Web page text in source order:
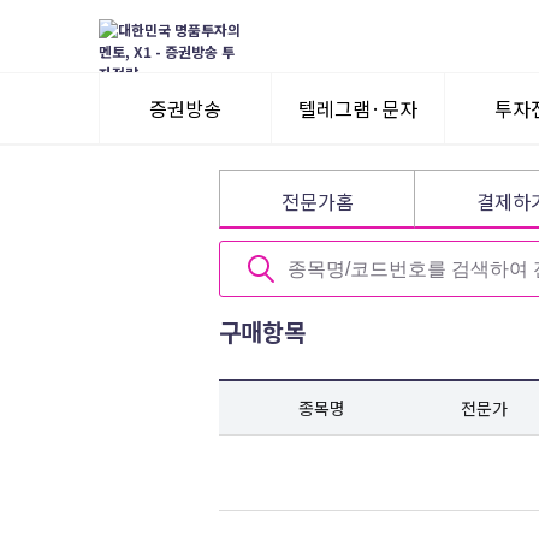
증권방송
3일 무료체험
수익률뽐내기
텔레그램·문자
텔레그램 체험
3일 무료체험
투자
모멘
전문가홈 결제하
구매항목
종목명 전문가